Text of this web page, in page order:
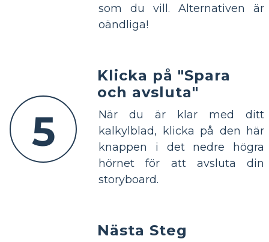
som du vill. Alternativen är
oändliga!
5
Klicka på "Spara
och avsluta"
När du är klar med ditt
kalkylblad, klicka på den här
knappen i det nedre högra
hörnet för att avsluta din
storyboard.
Nästa Steg